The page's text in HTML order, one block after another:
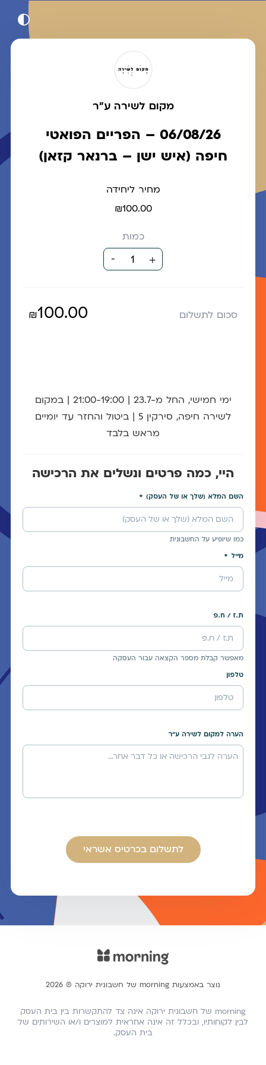
מקום לשירה ע"ר
06/08/26 – הפריים הפואטי
חיפה (איש ישן – ברנאר קזאן)
מחיר ליחידה
₪100.00
כמות
+
1
-
סכום לתשלום ₪100.00
ימי חמישי, החל מ-23.7 | 21:00-19:00 | במקום
לשירה חיפה, סירקין 5 | ביטול והחזר עד יומיים
מראש בלבד
היי, כמה פרטים ונשלים את הרכישה
השם המלא (שלך או של העסק)
כמו שיופיע על החשבונית
מייל
ת.ז / ח.פ
מאפשר קבלת מספר הקצאה עבור העסקה
טלפון
הערה למקום לשירה ע"ר
לתשלום בכרטיס אשראי
נוצר באמצעות morning של חשבונית ירוקה ® 2026
morning של חשבונית ירוקה אינה צד להתקשרות בין בית העסק
לבין לקוחותיו, ובכלל זה אינה אחראית למוצרים ו/או השירותים של
בית העסק.